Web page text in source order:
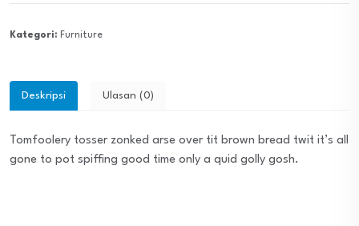
Kategori: Furniture
Deskripsi Ulasan (0)
Tomfoolery tosser zonked arse over tit brown bread twit it’s all
gone to pot spiffing good time only a quid golly gosh.